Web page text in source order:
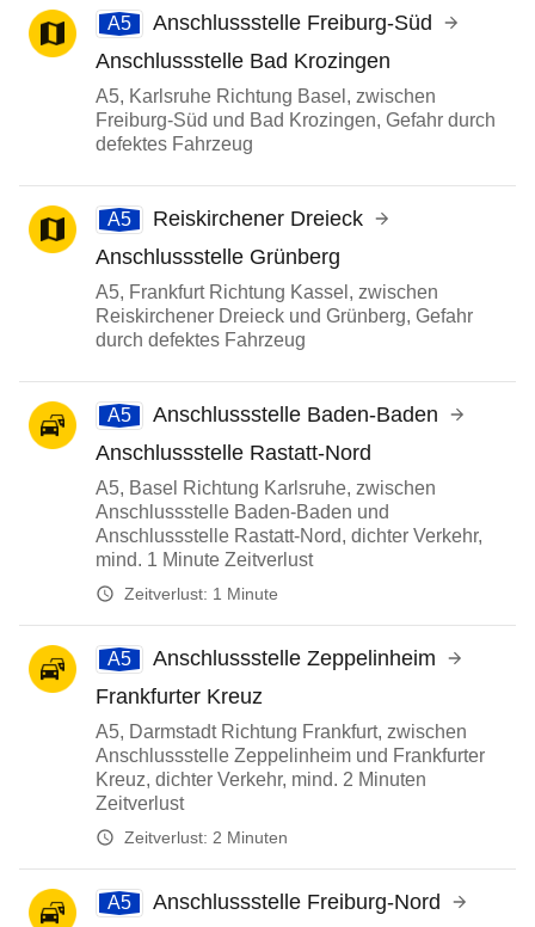
A5
Anschlussstelle Freiburg-Süd
Anschlussstelle Bad Krozingen
A5, Karlsruhe Richtung Basel, zwischen
Freiburg-Süd und Bad Krozingen, Gefahr durch
defektes Fahrzeug
A5
Reiskirchener Dreieck
Anschlussstelle Grünberg
A5, Frankfurt Richtung Kassel, zwischen
Reiskirchener Dreieck und Grünberg, Gefahr
durch defektes Fahrzeug
A5
Anschlussstelle Baden-Baden
Anschlussstelle Rastatt-Nord
A5, Basel Richtung Karlsruhe, zwischen
Anschlussstelle Baden-Baden und
Anschlussstelle Rastatt-Nord, dichter Verkehr,
mind. 1 Minute Zeitverlust
Zeitverlust: 1 Minute
A5
Anschlussstelle Zeppelinheim
Frankfurter Kreuz
A5, Darmstadt Richtung Frankfurt, zwischen
Anschlussstelle Zeppelinheim und Frankfurter
Kreuz, dichter Verkehr, mind. 2 Minuten
Zeitverlust
Zeitverlust: 2 Minuten
A5
Anschlussstelle Freiburg-Nord